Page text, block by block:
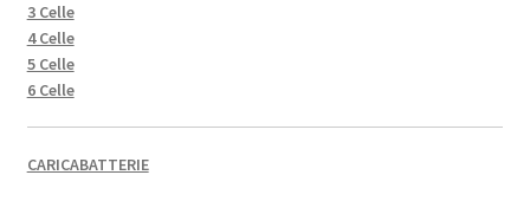
3 Celle
4 Celle
5 Celle
6 Celle
CARICABATTERIE